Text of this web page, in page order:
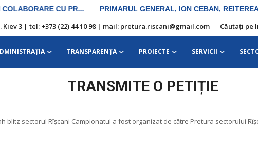
Kiev 3 | tel: +373 (22) 44 10 98 | mail: pretura.riscani@gmail.com Căutați pe
TRANSPARENȚA PROIECTE SERVICII
TRANSMITE O PETIȚIE
blitz sectorul Rîșcani Campionatul a fost organizat de către Pretura sectorului